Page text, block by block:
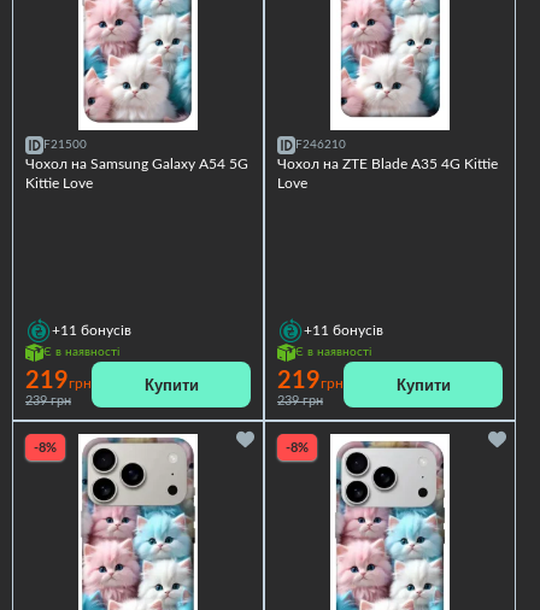
F21500
Чохол на Samsung Galaxy A54 5G
Kittie Love
+11 бонусів
Є в наявності
219грн
239 грн
Купити
F246210
Чохол на ZTE Blade A35 4G Kittie
Love
+11 бонусів
Є в наявності
219грн
239 грн
Купити
-8% -8%